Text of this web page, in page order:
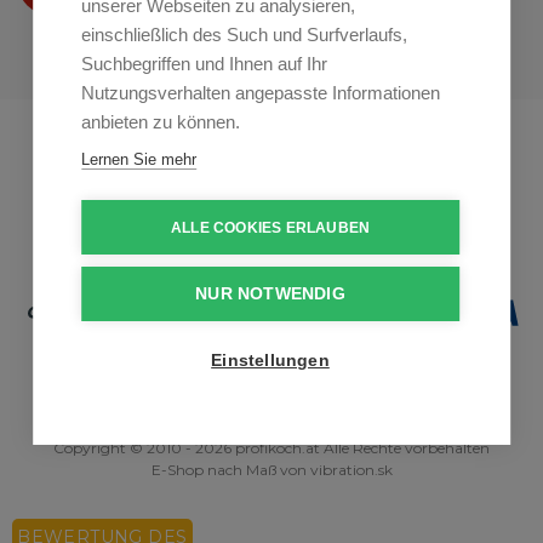
unserer Webseiten zu analysieren,
einschließlich des Such und Surfverlaufs,
Suchbegriffen und Ihnen auf Ihr
Nutzungsverhalten angepasste Informationen
anbieten zu können.
Lernen Sie mehr
ALLE COOKIES ERLAUBEN
NUR NOTWENDIG
Einstellungen
Profikuchar.sk
Copyright © 2010 - 2026 profikoch.at Alle Rechte vorbehalten
E-Shop nach Maßvon vibration.sk
BEWERTUNG DES